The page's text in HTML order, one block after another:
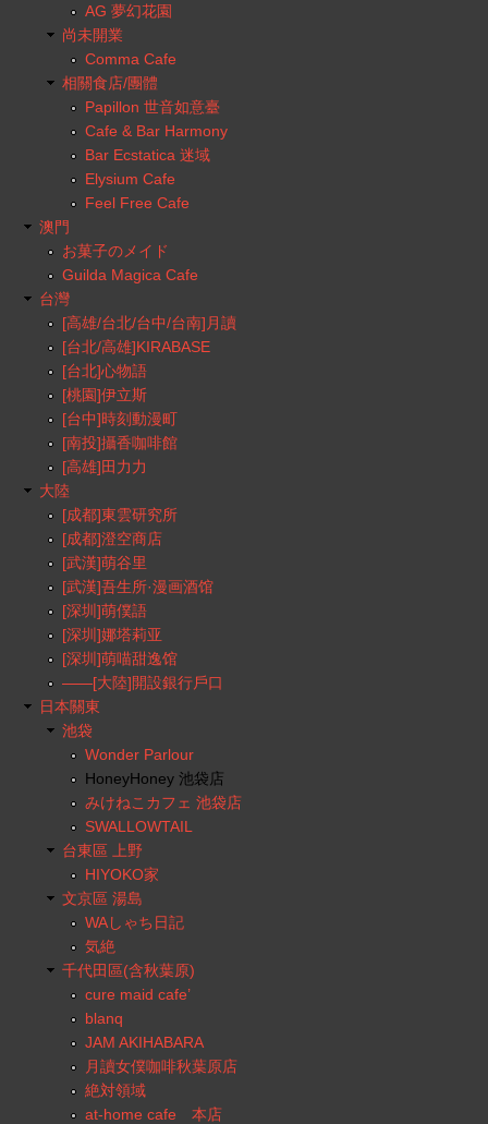
AG 夢幻花園
尚未開業
Comma Cafe
相關食店/團體
Papillon 世音如意臺
Cafe & Bar Harmony
Bar Ecstatica 迷域
Elysium Cafe
Feel Free Cafe
澳門
お菓子のメイド
Guilda Magica Cafe
台灣
[高雄/台北/台中/台南]月讀
[台北/高雄]KIRABASE
[台北]心物語
[桃園]伊立斯
[台中]時刻動漫町
[南投]攝香咖啡館
[高雄]田力力
大陸
[成都]東雲研究所
[成都]澄空商店
[武漢]萌谷里
[武漢]吾生所·漫画酒馆
[深圳]萌僕語
[深圳]娜塔莉亚
[深圳]萌喵甜逸馆
——[大陸]開設銀行戶口
日本關東
池袋
Wonder Parlour
HoneyHoney 池袋店
みけねこカフェ 池袋店
SWALLOWTAIL
台東區 上野
HIYOKO家
文京區 湯島
WAしゃち日記
気絶
千代田區(含秋葉原)
cure maid cafe’
blanq
JAM AKIHABARA
月讀女僕咖啡秋葉原店
絶対領域
at-home cafe 本店